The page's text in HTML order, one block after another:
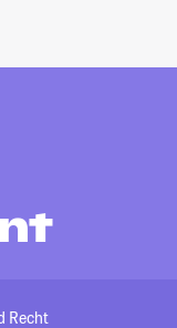
Recht